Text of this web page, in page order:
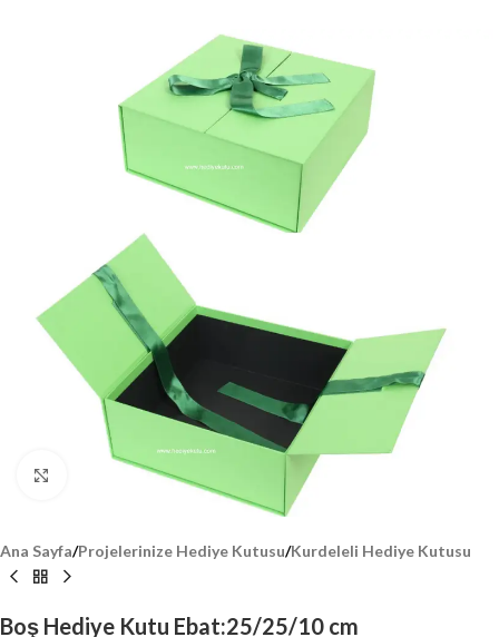
Click to enlarge
Ana Sayfa/Projelerinize Hediye Kutusu/Kurdeleli Hediye Kutusu
Boş Hediye Kutu Ebat:25/25/10 cm